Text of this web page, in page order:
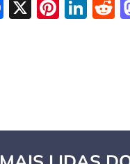
Facebook
X